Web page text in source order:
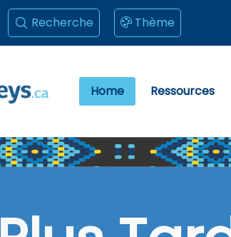
Recherche Thème
Home Ressources